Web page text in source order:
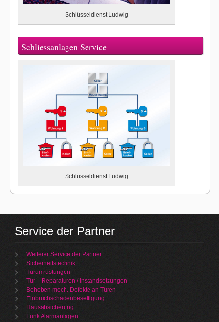
Schlüsseldienst Ludwig
Schliessanlagen Service
Schlüsseldienst Ludwig
Service der Partner
Weiterer Service der Partner
Sicherheitstechnik
Türumrüstungen
Tür – Reparaturen / Instandsetzungen
Beheben mech. Defekte an Türen
Einbruchschadenbeseitigung
Hausabsicherung
Funk Alarmanlagen